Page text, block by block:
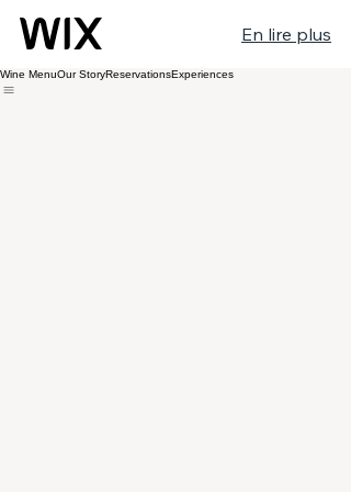
En lire plus